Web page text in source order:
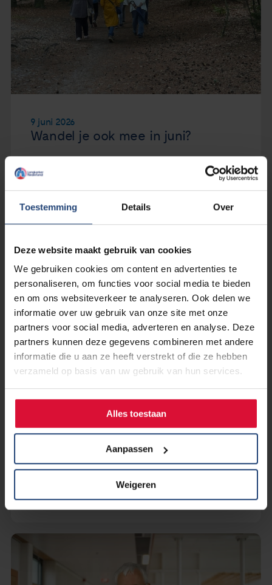
Toestemming Details Over
Deze website maakt gebruik van cookies
We gebruiken cookies om content en advertenties te
personaliseren, om functies voor social media te bieden
en om ons websiteverkeer te analyseren. Ook delen we
informatie over uw gebruik van onze site met onze
partners voor social media, adverteren en analyse. Deze
partners kunnen deze gegevens combineren met andere
informatie die u aan ze heeft verstrekt of die ze hebben
verzameld op basis van uw gebruik van hun services.
Alles toestaan
Aanpassen
Weigeren
9 juni 2026
Wandel je ook mee in juni?
Longkanker en werk: het verhaal